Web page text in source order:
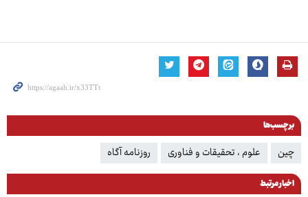
برچسب‌ها
چین علوم ، تحقیقات و فناوری روزنامه آگاه
اخبار مرتبط